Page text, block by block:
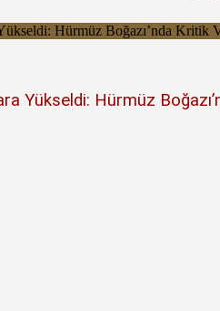
Yükseldi: Hürmüz